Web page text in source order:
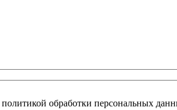
политикой обработки персональных